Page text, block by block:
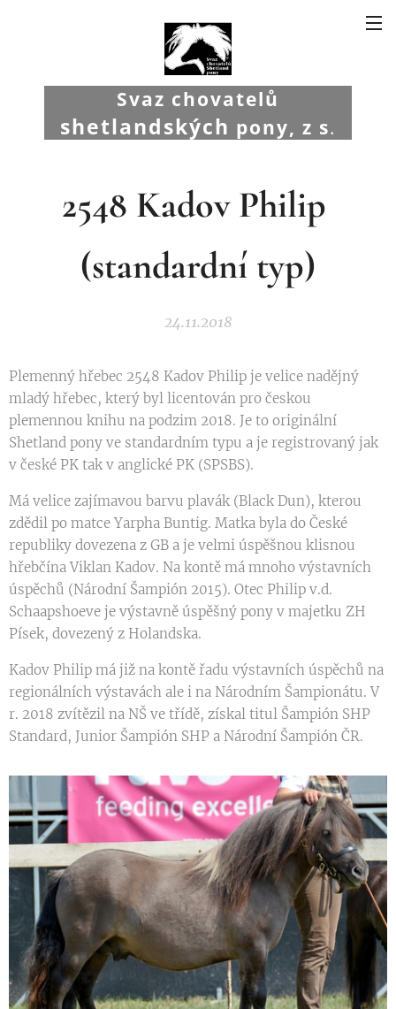
Svaz chovatelů
shetlandských pony, z s.
2548 Kadov Philip
(standardní typ)
24.11.2018
Plemenný hřebec 2548 Kadov Philip je velice nadějný
mladý hřebec, který byl licentován pro českou
plemennou knihu na podzim 2018. Je to originální
Shetland pony ve standardním typu a je registrovaný jak
v české PK tak v anglické PK (SPSBS).
Má velice zajímavou barvu plavák (Black Dun), kterou
zdědil po matce Yarpha Buntig. Matka byla do České
republiky dovezena z GB a je velmi úspěšnou klisnou
hřebčína Viklan Kadov. Na kontě má mnoho výstavních
úspěchů (Národní Šampión 2015). Otec Philip v.d.
Schaapshoeve je výstavně úspěšný pony v majetku ZH
Písek, dovezený z Holandska.
Kadov Philip má již na kontě řadu výstavních úspěchů na
regionálních výstavách ale i na Národním Šampionátu. V
r. 2018 zvítězil na NŠ ve třídě, získal titul Šampión SHP
Standard, Junior Šampión SHP a Národní Šampión ČR.